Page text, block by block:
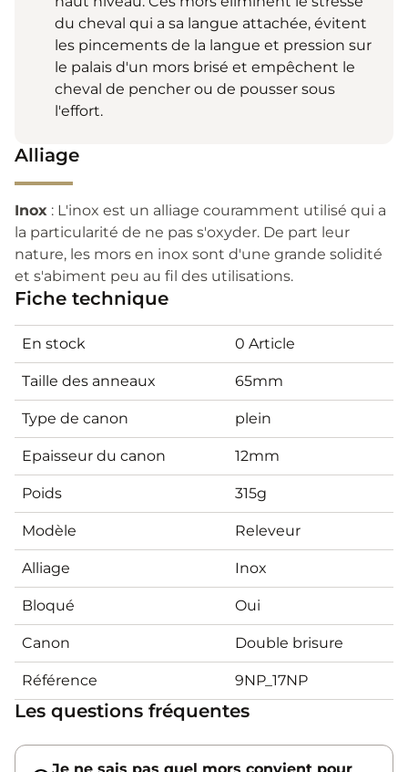
du cheval qui a sa langue attachée, évitent
les pincements de la langue et pression sur
le palais d'un mors brisé et empêchent le
cheval de pencher ou de pousser sous
l'effort.
Alliage
Inox : L'inox est un alliage couramment utilisé qui a
la particularité de ne pas s'oxyder. De part leur
nature, les mors en inox sont d'une grande solidité
et s'abiment peu au fil des utilisations.
Fiche technique
En stock 0 Article
Taille des anneaux 65mm
Type de canon plein
Epaisseur du canon 12mm
Poids 315g
Modèle Releveur
Alliage Inox
Bloqué Oui
Canon Double brisure
Référence 9NP_17NP
Les questions fréquentes